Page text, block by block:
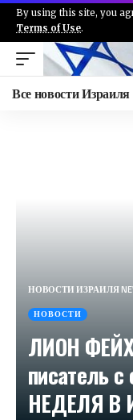
By using this site, you
Terms of Use.
Все новости
НОВОСТИ ИЗРАИЛЯ
НОВОСТИ
ЛИОН
писатель
НЕДЕЛЯ В